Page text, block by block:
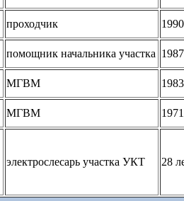
проходчик
1990
помощник начальника участка 1987
МГВМ
1983
МГВМ 1971
электрослесарь участка УКТ 28